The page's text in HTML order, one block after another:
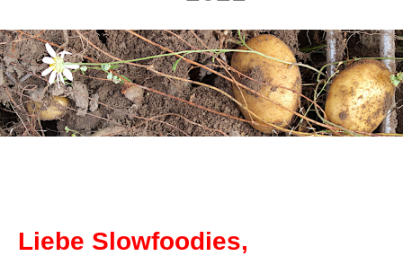
Liebe Slowfoodies,